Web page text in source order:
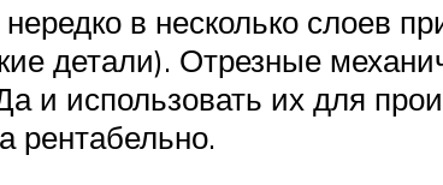
в несколько слоев
детали). Отрезные
и использовать их для
рентабельно.